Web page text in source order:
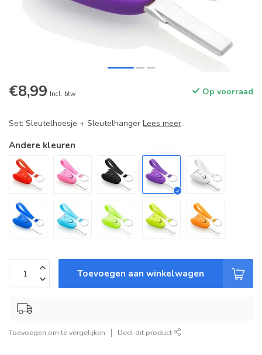
€8,99 Incl. btw Op voorraad
Set: Sleutelhoesje + Sleutelhanger Lees meer.
Andere kleuren
Toevoegen aan winkelwagen
Toevoegen om te vergelijken Deel dit product